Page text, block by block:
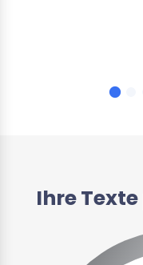
Ihre Texte